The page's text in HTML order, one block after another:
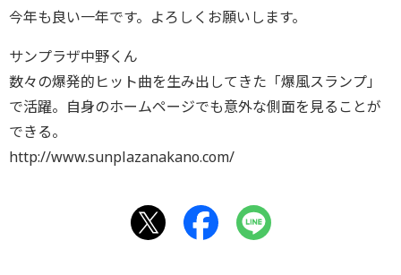
今年も良い一年です。よろしくお願いします。
サンプラザ中野くん
数々の爆発的ヒット曲を生み出してきた「爆風スランプ」
で活躍。自身のホームページでも意外な側面を見ることが
できる。
http://www.sunplazanakano.com/